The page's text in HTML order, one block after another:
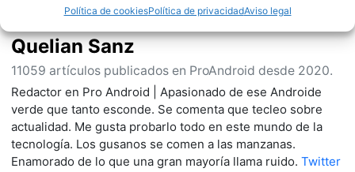
Política de cookiesPolítica de privacidadAviso legal
Quelian Sanz
11059 artículos publicados en ProAndroid desde 2020.
Redactor en Pro Android | Apasionado de ese Androide
verde que tanto esconde. Se comenta que tecleo sobre
actualidad. Me gusta probarlo todo en este mundo de la
tecnología. Los gusanos se comen a las manzanas.
Enamorado de lo que una gran mayoría llama ruido. Twitter